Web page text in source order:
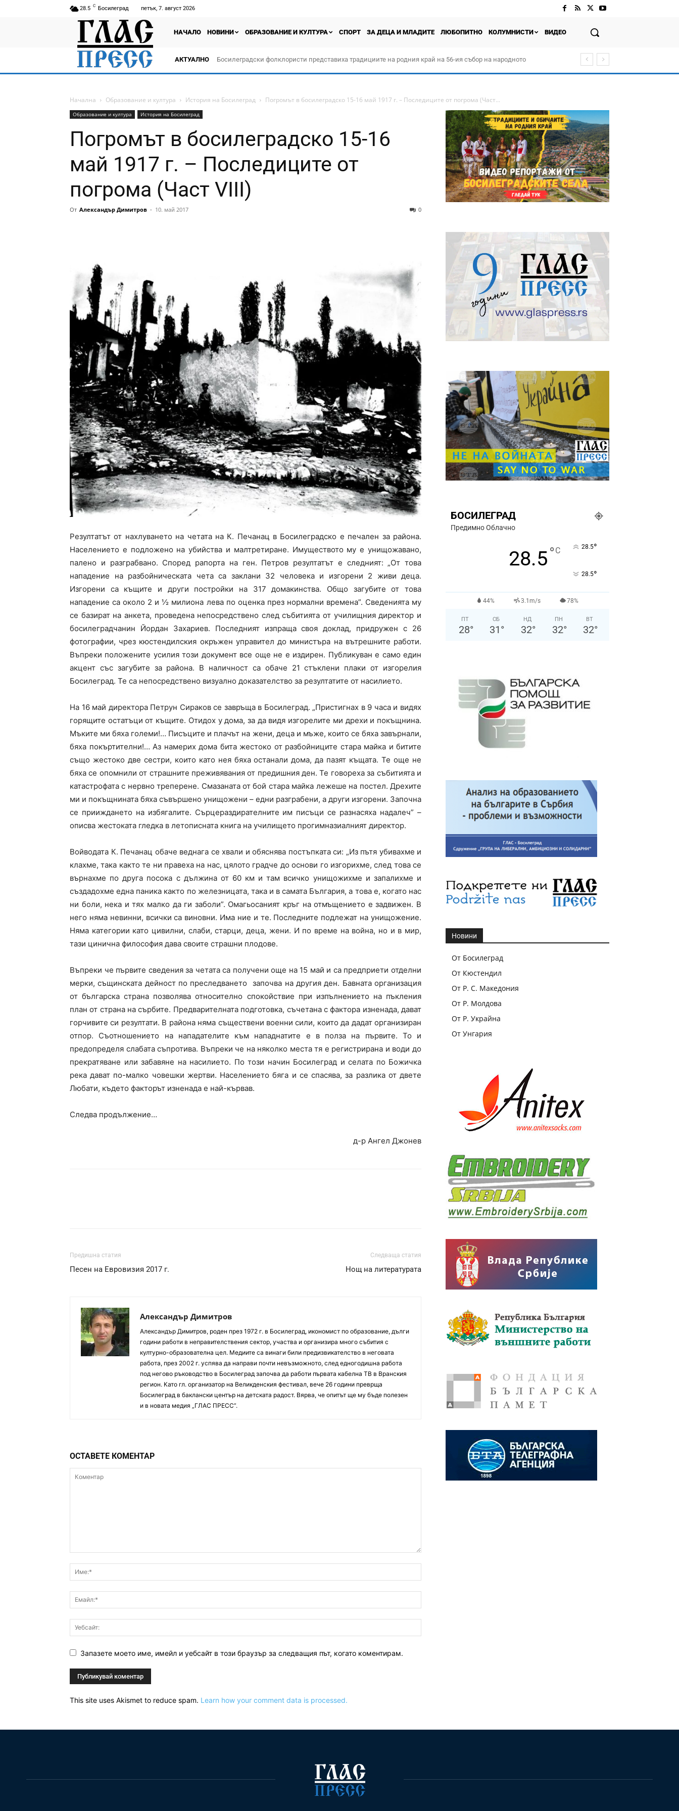
28.5 C Босилеград петък, 7. август 2026
НАЧАЛО НОВИНИ ОБРАЗОВАНИЕ И КУЛТУРА СПОРТ ЗА ДЕЦА И МЛАДИТЕ ЛЮБОПИТНО КОЛУМНИСТИ ВИДЕО
АКТУАЛНО
Босилеградски фолклористи представиха традициите на родния край на 56-ия събор на народното
творчество „Прођох Левач, прођох Шумадију“
Начална Образование и култура История на Босилеград Погромът в босилеградско 15-16 май 1917 г. – Последиците от погрома (Част...
Образование и култура История на Босилеград
Погромът в босилеградско 15-16
май 1917 г. – Последиците от
погрома (Част VIII)
От Александър Димитров - 10. май 2017 0
Резултатът от нахлуването на четата на К. Печанац в Босилеградско е печален за района.
Населението е подложено на убийства и малтретиране. Имуществото му е унищожавано,
палено и разграбвано. Според рапорта на ген. Петров резултатът е следният: „От това
нападение на разбойническата чета са заклани 32 человека и изгорени 2 живи деца.
Изгорени са къщите и други постройки на 317 домакинства. Общо загубите от това
нападение са около 2 и ½ милиона лева по оценка през нормални времена”. Сведенията му
се базират на анкета, проведена непосредствено след събитията от училищния директор и
босилеградчанин Йордан Захариев. Последният изпраща своя доклад, придружен с 26
фотографии, чрез кюстендилския окръжен управител до министъра на вътрешните работи.
Въпреки положените усилия този документ все още не е издирен. Публикуван е само един
акцент със загубите за района. В наличност са обаче 21 стъклени плаки от изгорелия
Босилеград. Те са непосредствено визуално доказателство за резултатите от насилието.
На 16 май директора Петрун Сираков се завръща в Босилеград. „Пристигнах в 9 часа и видях
горящите остатъци от къщите. Отидох у дома, за да видя изгорелите ми дрехи и покъщнина.
Мъките ми бяха големи!… Писъците и плачът на жени, деца и мъже, които се бяха завърнали,
бяха покъртителни!… Аз намерих дома бита жестоко от разбойниците стара майка и битите
също жестоко две сестри, които като нея бяха останали дома, да пазят къщата. Те още не
бяха се опомнили от страшните преживявания от предишния ден. Те говореха за събитията и
катастрофата с нервно треперене. Смазаната от бой стара майка лежеше на постел. Дрехите
ми и покъщнината бяха съвършено унищожени – едни разграбени, а други изгорени. Започна
се прииждането на избягалите. Сърцераздирателните им писъци се разнасяха надалеч” –
описва жестоката гледка в летописната книга на училището прогимназиалният директор.
Войводата К. Печанац обаче веднага се хвали и обяснява постъпката си: „Из пътя убивахме и
клахме, така както те ни правеха на нас, цялото градче до основи го изгорихме, след това се
върнахме по друга посока с дължина от 60 км и там всичко унищожихме и запалихме и
създадохме една паника както по железницата, така и в самата България, а това е, когато нас
ни боли, нека и тях малко да ги заболи”. Омагьосаният кръг на отмъщението е задвижен. В
него няма невинни, всички са виновни. Има ние и те. Последните подлежат на унищожение.
Няма категории като цивилни, слаби, старци, деца, жени. И по време на война, но и в мир,
тази цинична философия дава своите страшни плодове.
Въпреки че първите сведения за четата са получени още на 15 май и са предприети отделни
мерки, същинската дейност по преследването започва на другия ден. Бавната организация
от българска страна позволява относително спокойствие при изпълнението на пъкления
план от страна на сърбите. Предварителната подготовка, съчетана с фактора изненада, дават
горчивите си резултати. В района няма съществени военни сили, които да дадат организиран
отпор. Съотношението на нападателите към нападнатите е в полза на първите. То и
предопределя слабата съпротива. Въпреки че на няколко места тя е регистрирана и води до
прекратяване или забавяне на насилието. По този начин Босилеград и селата по Божичка
река дават по-малко човешки жертви. Населението бяга и се спасява, за разлика от двете
Любати, където факторът изненада е най-кървав.
Следва продължение…
д-р Ангел Джонев
Предишна статия
Песен на Евровизия 2017 г.
Следваща статия
Нощ на литературата
Александър Димитров
Aлександър Димитров, роден през 1972 г. в Босилеград, икономист по образование, дълги
години работи в неправителствения сектор, участва и организира много събития с
културно-образователна цел. Медиите са винаги били предизвикателство в неговата
работа, през 2002 г. успява да направи почти невъзможното, след едногодишна работа
под негово ръководство в Босилеград започва да работи първата кабелна ТВ в Вранския
регион. Като гл. организатор на Великденския фестивал, вече 26 години преврща
Босилеград в баклански център на детската радост. Вярва, че опитът ще му бъде полезен
и в новата медия „ГЛАС ПРЕСС”.
ОСТАВЕТЕ КОМЕНТАР
Запазете моето име, имейл и уебсайт в този браузър за следващия път, когато коментирам.
This site uses Akismet to reduce spam. Learn how your comment data is processed.
БОСИЛЕГРАД
Предимно Облачно
28.5°C 28.5°
28.5°
44% 3.1m/s 78%
ПТ
28°
СБ
31 °
НД
32°
ПН
32°
ВТ
32°
Новини
От Босилеград
От Кюстендил
От Р. С. Македония
От Р. Молдова
От Р. Украйна
От Унгария